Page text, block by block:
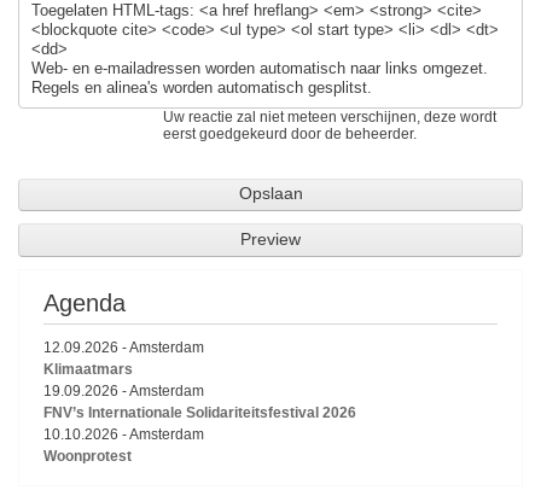
Toegelaten HTML-tags: <a href hreflang> <em> <strong> <cite>
<blockquote cite> <code> <ul type> <ol start type> <li> <dl> <dt>
<dd>
Web- en e-mailadressen worden automatisch naar links omgezet.
Regels en alinea's worden automatisch gesplitst.
Uw reactie zal niet meteen verschijnen, deze wordt
eerst goedgekeurd door de beheerder.
Agenda
12.09.2026 -Amsterdam
Klimaatmars
19.09.2026 -Amsterdam
FNV’s Internationale Solidariteitsfestival 2026
10.10.2026 -Amsterdam
Woonprotest